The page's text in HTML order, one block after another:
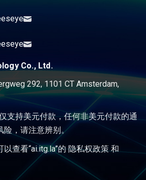
Co., Ltd.
292, 1101 CT Amsterdam,
支持美元付款，任何非美元付款的通
险，请注意辨别。
查看“ai.itg.la”的隐私权政策和